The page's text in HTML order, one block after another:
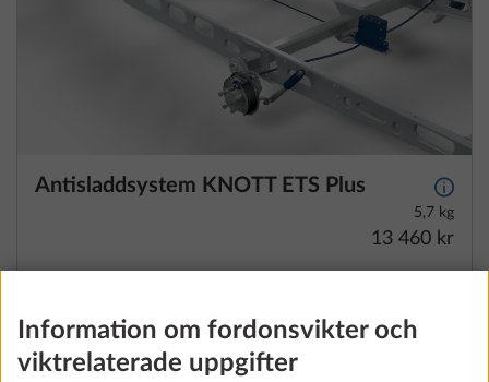
Antisladdsystem KNOTT ETS Plus Mer
5,7 kg
13 460 kr
Information om fordonsvikter och
viktrelaterade uppgifter